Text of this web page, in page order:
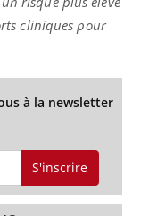
cliniques pour
à la newsletter
S'inscrire